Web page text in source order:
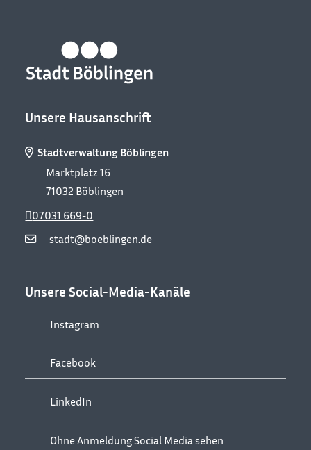
Unsere Hausanschrift
Stadtverwaltung Böblingen
Marktplatz 16
71032 Böblingen
stadt@boeblingen.de
07031 669-0
Unsere Social-Media-Kanäle
Instagram
Facebook
LinkedIn
Ohne Anmeldung Social Media sehen